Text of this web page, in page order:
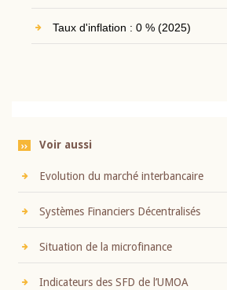
Taux d'inflation : 0 % (2025)
Voir aussi
Evolution du marché interbancaire
Systèmes Financiers Décentralisés
Situation de la microfinance
Indicateurs des SFD de l’UMOA